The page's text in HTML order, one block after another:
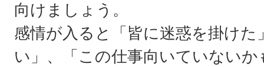
向けましょう。
感情が入ると「皆に迷惑を掛けた
い」、「この仕事向いていない